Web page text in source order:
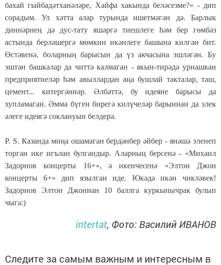
бахай гыйбадәтханәләре, Хайфа хакында беләсезме?» - дип
сорадым. Ул хәтта алар турында ишетмәгән дә. Барлык
диннәрнең дә дус-тату яшәргә тиешлеге һәм бер гөмбәз
астында берләшергә мөмкин икәнлеге башына килгән бит.
Өстәвенә, боларның барысын да үз акчасына эшләгән. Бу
эштән башкалар да читтә калмаган - якын-тирәдә урнашкан
предприятиеләр һәм авыллардан аңа бушлай такталар, таш,
цемент... китергәннәр. Әлбәттә, бу идеяне барысы да
хупламаган. Әмма бүген бирегә килүчеләр барыннан да элек
әлеге идеягә соклануын белдерә.
P. S. Казанда миңа ошамаган бердәнбер әйбер - янәшә эленеп
торган ике игълан булгандыр. Аларның берсенә - «Михаил
Задорнов концерты 16+», ә икенчесенә «Элтон Джон
концерты 6+» дип язылган иде. Юкәдә икән чикләвек!
Задорнов Элтон Джоннан 10 баллга куркынычрак булып
чыга:)
intertat, Фото: Василий ИВАНОВ
Следите за самым важным и интересным в